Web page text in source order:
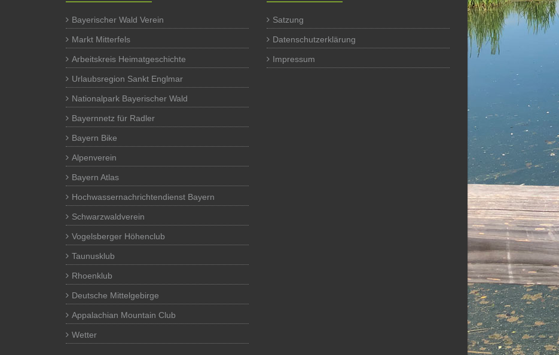
Bayerischer Wald Verein
Markt Mitterfels
Arbeitskreis Heimatgeschichte
Urlaubsregion Sankt Englmar
Nationalpark Bayerischer Wald
Bayernnetz für Radler
Bayern Bike
Alpenverein
Bayern Atlas
Hochwassernachrichtendienst Bayern
Schwarzwaldverein
Vogelsberger Höhenclub
Taunusklub
Rhoenklub
Deutsche Mittelgebirge
Appalachian Mountain Club
Wetter
Satzung
Datenschutzerklärung
Impressum